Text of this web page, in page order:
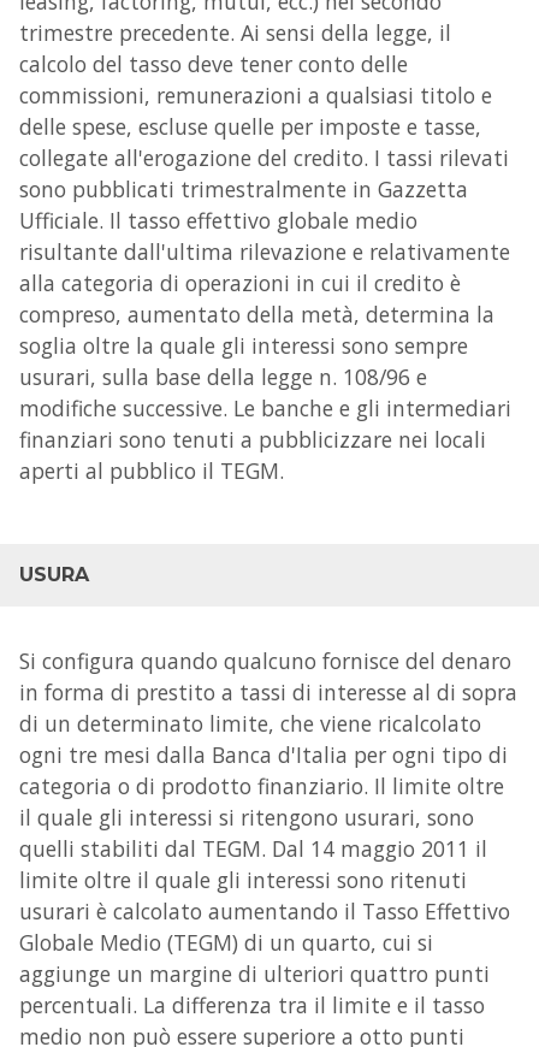
trimestre precedente. Ai sensi della legge, il
calcolo del tasso deve tener conto delle
commissioni, remunerazioni a qualsiasi titolo e
delle spese, escluse quelle per imposte e tasse,
collegate all'erogazione del credito. I tassi rilevati
sono pubblicati trimestralmente in Gazzetta
Ufficiale. Il tasso effettivo globale medio
risultante dall'ultima rilevazione e relativamente
alla categoria di operazioni in cui il credito è
compreso, aumentato della metà, determina la
soglia oltre la quale gli interessi sono sempre
usurari, sulla base della legge n. 108/96 e
modifiche successive. Le banche e gli intermediari
finanziari sono tenuti a pubblicizzare nei locali
aperti al pubblico il TEGM.
USURA
Si configura quando qualcuno fornisce del denaro
in forma di prestito a tassi di interesse al di sopra
di un determinato limite, che viene ricalcolato
ogni tre mesi dalla Banca d'Italia per ogni tipo di
categoria o di prodotto finanziario. Il limite oltre
il quale gli interessi si ritengono usurari, sono
quelli stabiliti dal TEGM. Dal 14 maggio 2011 il
limite oltre il quale gli interessi sono ritenuti
usurari è calcolato aumentando il Tasso Effettivo
Globale Medio (TEGM) di un quarto, cui si
aggiunge un margine di ulteriori quattro punti
percentuali. La differenza tra il limite e il tasso
medio non può essere superiore a otto punti